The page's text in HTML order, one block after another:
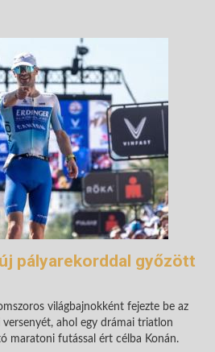
pályarekorddal győzött
világbajnokként fejezte be az
ahol egy drámai triatlon
maratoni futással ért célba Konán.